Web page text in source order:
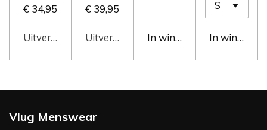
€ 34,95
Uitverkocht
€ 39,95
Uitverkocht In winkelwagen
In
Vlug Menswear